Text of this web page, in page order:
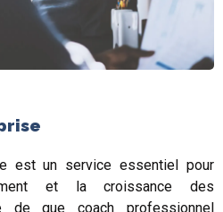
est un service essentiel pour
et la croissance des
de que coach professionnel